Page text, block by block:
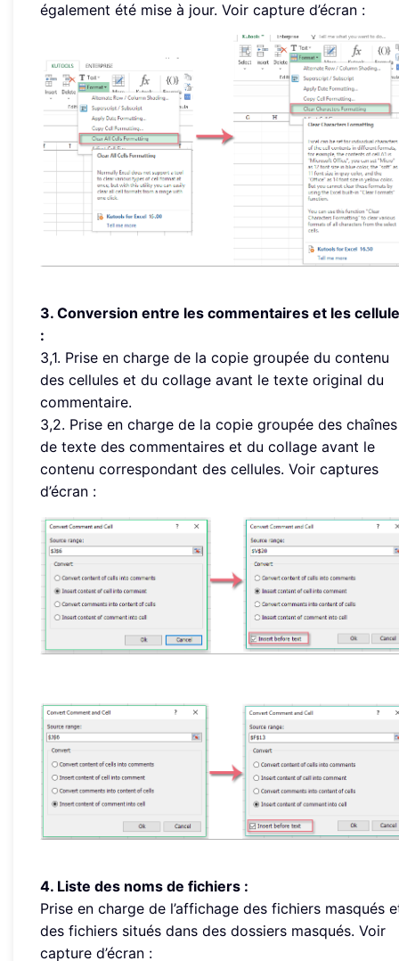
également été mise à jour. Voir capture d’écran :
3. Conversion entre les commentaires et les
:
3,1. Prise en charge de la copie groupée du contenu
des cellules et du collage avant le texte original du
commentaire.
3,2. Prise en charge de la copie groupée des chaînes
de texte des commentaires et du collage avant le
contenu correspondant des cellules. Voir captures
d’écran :
4. Liste des noms de fichiers :
Prise en charge de l’affichage des fichiers masqués
des fichiers situés dans des dossiers masqués. Voir
capture d’écran :